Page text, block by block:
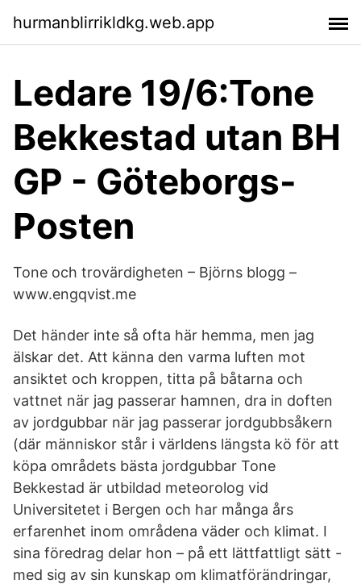
hurmanblirrikldkg.web.app
Ledare 19/6:Tone
Bekkestad utan BH
GP - Göteborgs-
Posten
Tone och trovärdigheten – Björns blogg –
www.engqvist.me
Det händer inte så ofta här hemma, men jag
älskar det. Att känna den varma luften mot
ansiktet och kroppen, titta på båtarna och
vattnet när jag passerar hamnen, dra in doften
av jordgubbar när jag passerar jordgubbsåkern
(där människor står i världens längsta kö för att
köpa områdets bästa jordgubbar Tone
Bekkestad är utbildad meteorolog vid
Universitetet i Bergen och har många års
erfarenhet inom områdena väder och klimat. I
sina föredrag delar hon – på ett lättfattligt sätt -
med sig av sin kunskap om klimatförändringar,